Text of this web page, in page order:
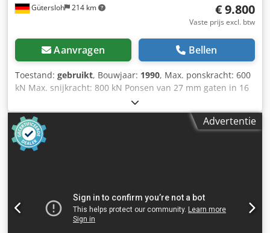
Gütersloh 214 km € 9.800
Vaste prijs excl. btw
Aanvragen Bellen
Toestand: gebruikt, Bouwjaar: 1990, Max. ponskracht: 600
kN Max. snijkracht: 800 kN Ponsen van 27 mm gaten in 16
mm staal Snijden met de vlakstaalschaar tot 400 mm
lengte en 16 mm materiaaldikte staal Hydraulische
niederhouder bij de vlakstaalschaar Verdere technische
gegevens op aanvraag Met een assortiment stempels en
matrijzen naar wens Gewicht: ca. 2.000 kg Dsdpsm T
Advertentie